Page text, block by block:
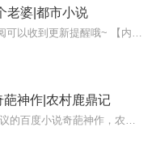
老婆|都市小说
葩神作|农村鹿鼎记